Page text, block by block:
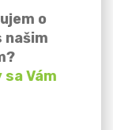
o
našim
Vám